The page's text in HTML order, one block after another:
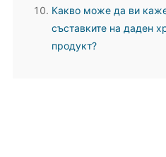
Какво може да ви
съставките на даден
продукт?